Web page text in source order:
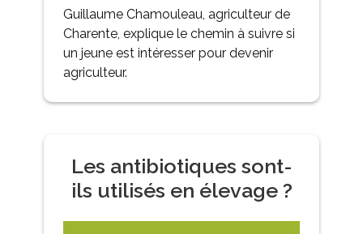
Guillaume Chamouleau, agriculteur de
Charente, explique le chemin à suivre si
un jeune est intéresser pour devenir
agriculteur.
Les antibiotiques sont-
ils utilisés en élevage ?